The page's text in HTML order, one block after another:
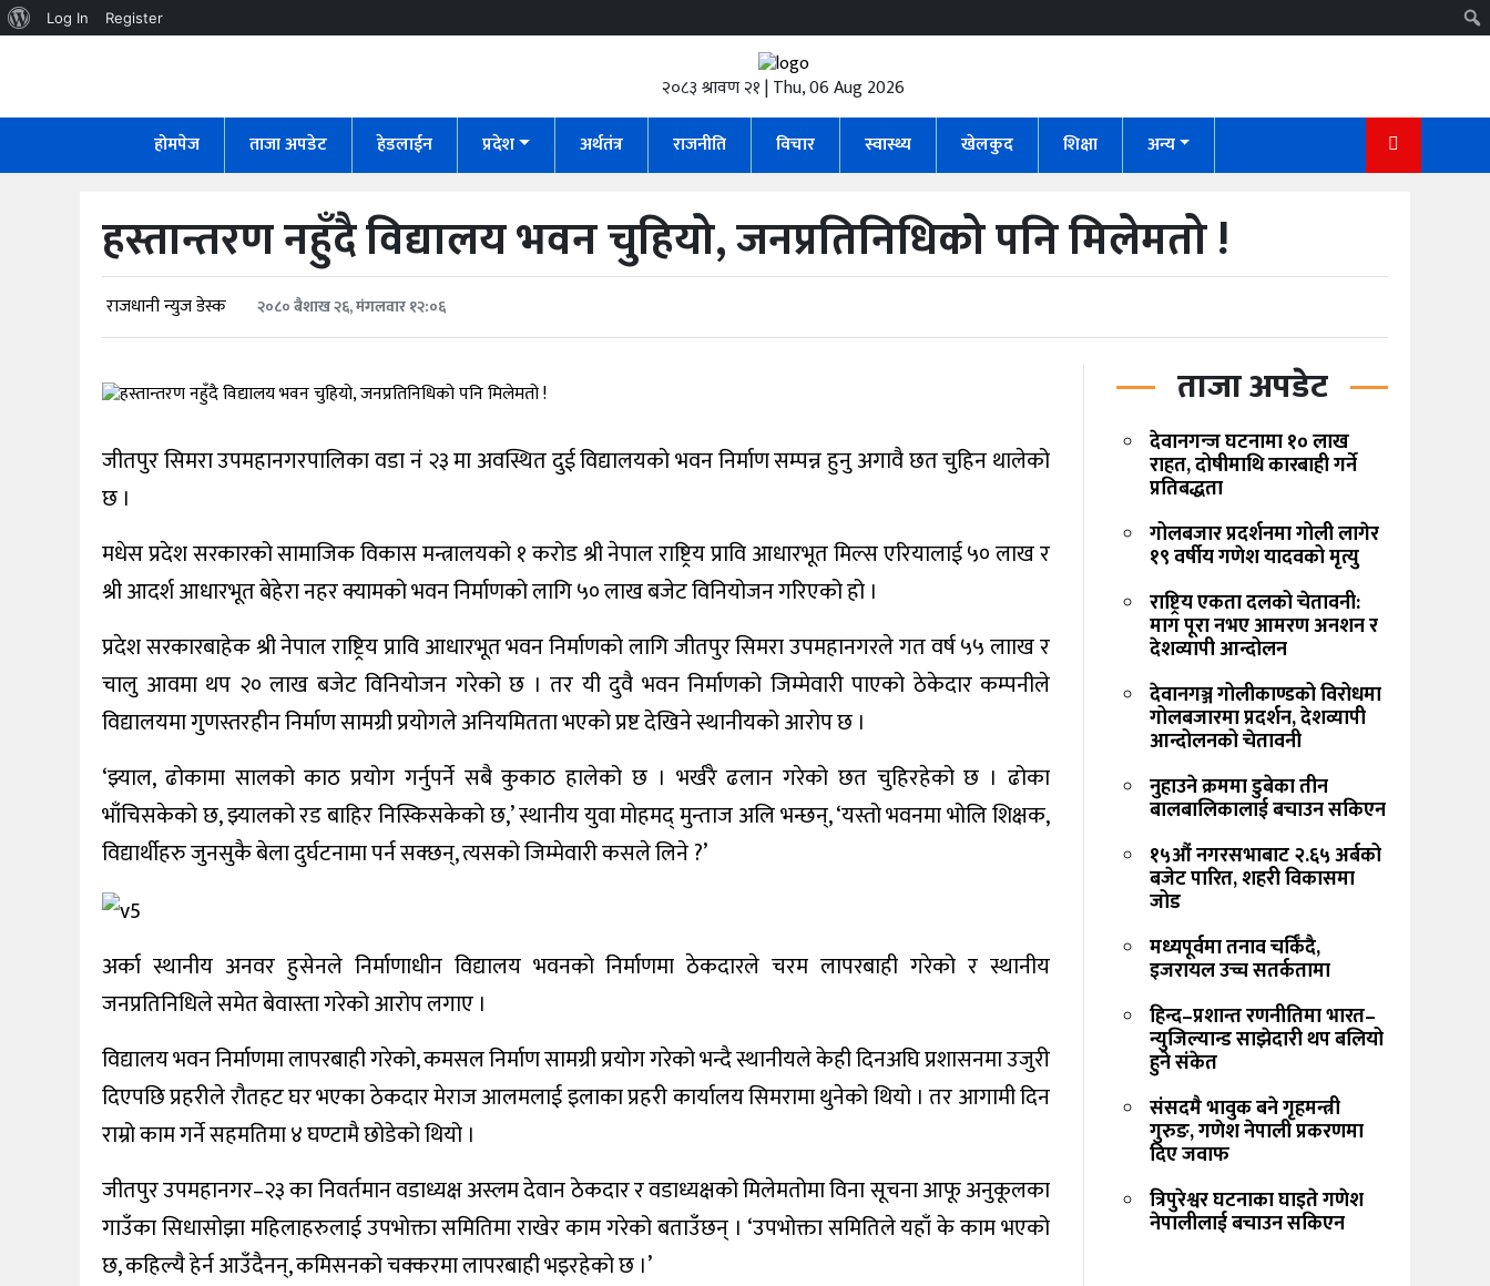
About
Log In Register
२०८३ श्रावण २१ | Thu, 06 Aug 2026
होमपेज
ताजा अपडेट हेडलाईन प्रदेश अर्थतंत्र राजनीति विचार स्वास्थ्य खेलकुद शिक्षा अन्य
हस्तान्तरण नहुँदै विद्यालय भवन चुहियो, जनप्रतिनिधिको पनि मिलेमतो !
राजधानी न्युज डेस्क २०८० बैशाख २६, मंगलवार १२:०६
जीतपुर सिमरा उपमहानगरपालिका वडा नं २३ मा अवस्थित दुई विद्यालयको भवन निर्माण सम्पन्न हुनु अगावै छत चुहिन थालेको
छ ।
मधेस प्रदेश सरकारको सामाजिक विकास मन्त्रालयको १ करोड श्री नेपाल राष्ट्रिय प्रावि आधारभूत मिल्स एरियालाई ५० लाख र
श्री आदर्श आधारभूत बेहेरा नहर क्यामको भवन निर्माणको लागि ५० लाख बजेट विनियोजन गरिएको हो ।
प्रदेश सरकारबाहेक श्री नेपाल राष्ट्रिय प्रावि आधारभूत भवन निर्माणको लागि जीतपुर सिमरा उपमहानगरले गत वर्ष ५५ लााख र
चालु आवमा थप २० लाख बजेट विनियोजन गरेको छ । तर यी दुवै भवन निर्माणको जिम्मेवारी पाएको ठेकेदार कम्पनीले
विद्यालयमा गुणस्तरहीन निर्माण सामग्री प्रयोगले अनियमितता भएको प्रष्ट देखिने स्थानीयको आरोप छ ।
‘झ्याल, ढोकामा सालको काठ प्रयोग गर्नुपर्ने सबै कुकाठ हालेको छ । भर्खरै ढलान गरेको छत चुहिरहेको छ । ढोका
भाँचिसकेको छ, झ्यालको रड बाहिर निस्किसकेको छ,’ स्थानीय युवा मोहमद् मुन्ताज अलि भन्छन्, ‘यस्तो भवनमा भोलि शिक्षक,
विद्यार्थीहरु जुनसुकै बेला दुर्घटनामा पर्न सक्छन्, त्यसको जिम्मेवारी कसले लिने ?’
अर्का स्थानीय अनवर हुसेनले निर्माणाधीन विद्यालय भवनको निर्माणमा ठेकदारले चरम लापरबाही गरेको र स्थानीय
जनप्रतिनिधिले समेत बेवास्ता गरेको आरोप लगाए ।
विद्यालय भवन निर्माणमा लापरबाही गरेको, कमसल निर्माण सामग्री प्रयोग गरेको भन्दै स्थानीयले केही दिनअघि प्रशासनमा उजुरी
दिएपछि प्रहरीले रौतहट घर भएका ठेकदार मेराज आलमलाई इलाका प्रहरी कार्यालय सिमरामा थुनेको थियो । तर आगामी दिन
राम्रो काम गर्ने सहमतिमा ४ घण्टामै छोडेको थियो ।
जीतपुर उपमहानगर–२३ का निवर्तमान वडाध्यक्ष अस्लम देवान ठेकदार र वडाध्यक्षको मिलेमतोमा विना सूचना आफू अनुकूलका
गाउँका सिधासोझा महिलाहरुलाई उपभोक्ता समितिमा राखेर काम गरेको बताउँछन् । ‘उपभोक्ता समितिले यहाँ के काम भएको
छ, कहिल्यै हेर्न आउँदैनन्, कमिसनको चक्करमा लापरबाही भइरहेको छ ।’
ताजा अपडेट
देवानगन्ज घटनामा १० लाख
राहत, दोषीमाथि कारबाही गर्ने
प्रतिबद्धता
गोलबजार प्रदर्शनमा गोली लागेर
१९ वर्षीय गणेश यादवको मृत्यु
राष्ट्रिय एकता दलको चेतावनी:
माग पूरा नभए आमरण अनशन र
देशव्यापी आन्दोलन
देवानगञ्ज गोलीकाण्डको विरोधमा
गोलबजारमा प्रदर्शन, देशव्यापी
आन्दोलनको चेतावनी
नुहाउने क्रममा डुबेका तीन
बालबालिकालाई बचाउन सकिएन
१५औं नगरसभाबाट २.६५ अर्बको
बजेट पारित, शहरी विकासमा
जोड
मध्यपूर्वमा तनाव चर्किँदै,
इजरायल उच्च सतर्कतामा
हिन्द–प्रशान्त रणनीतिमा भारत–
न्युजिल्यान्ड साझेदारी थप बलियो
हुने संकेत
संसदमै भावुक बने गृहमन्त्री
गुरुङ, गणेश नेपाली प्रकरणमा
दिए जवाफ
त्रिपुरेश्वर घटनाका घाइते गणेश
नेपालीलाई बचाउन सकिएन